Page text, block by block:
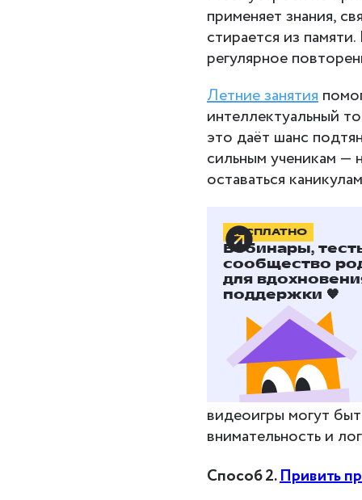
применяет знания,
стирается из
регулярное
Летние занятия
интеллектуальный
это даёт шанс
сильным ученикам —
оставаться
БЕСПЛАТНО
Вебинары,
сообщество
для
поддержки 🧡
Способ 1. Учитесь,
Развивающие игры
настольные игры,
подойдут онлайн-
видеоигры могут
внимательность и
Способ 2.Привить